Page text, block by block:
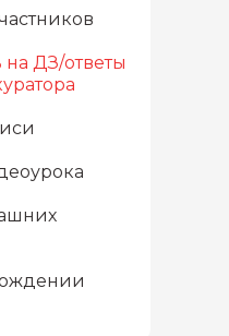
на ДЗ/ответы